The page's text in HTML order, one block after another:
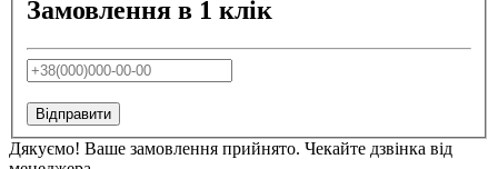
Замовлення в 1 клік
Відправити
Дякуємо! Ваше замовлення прийнято. Чекайте дзвінка від